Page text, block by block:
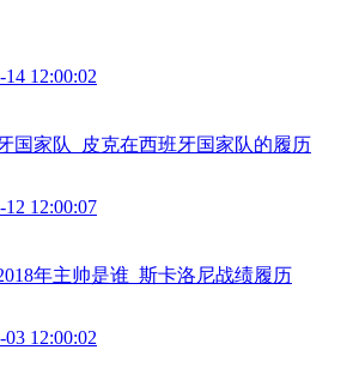
14 12:00:02
国家队_皮克在西班牙国家队的履历
12 12:00:07
年主帅是谁_斯卡洛尼战绩履历
03 12:00:02